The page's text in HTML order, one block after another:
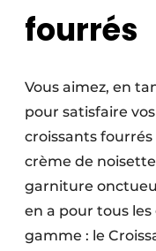
fourrés
Vous aimez, en
pour satisfaire
croissants
crème de
garniture
en a pour tous
gamme : le